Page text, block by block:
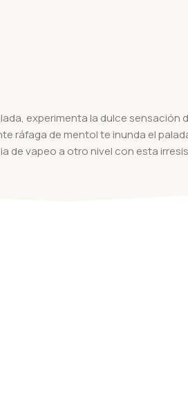
experimenta la dulce sensación
ráfaga de mentol te inunda el
de vapeo a otro nivel con esta